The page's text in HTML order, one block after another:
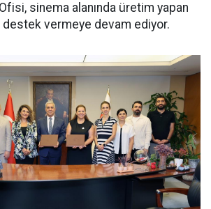
sinema alanında üretim yapan
vermeye devam ediyor.